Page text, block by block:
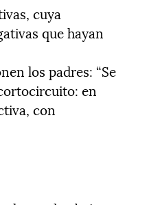
cuya
que hayan
los padres: “Se
en
con